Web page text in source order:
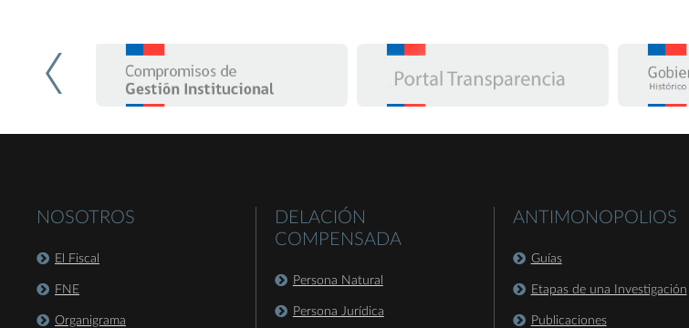
NOSOTROS
El Fiscal
FNE
Organigrama
DELACIÓN
COMPENSADA
Persona Natural
Persona Jurídica
ANTIMONOPOLIOS
Guías
Etapas de una Investigación
Publicaciones